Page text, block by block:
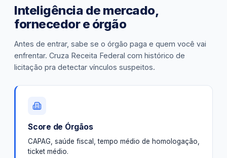
Inteligência de mercado,
fornecedor e órgão
Antes de entrar, sabe se o órgão paga e quem você vai
enfrentar. Cruza Receita Federal com histórico de
licitação pra detectar vínculos suspeitos.
Score de Órgãos
CAPAG, saúde fiscal, tempo médio de homologação,
ticket médio.